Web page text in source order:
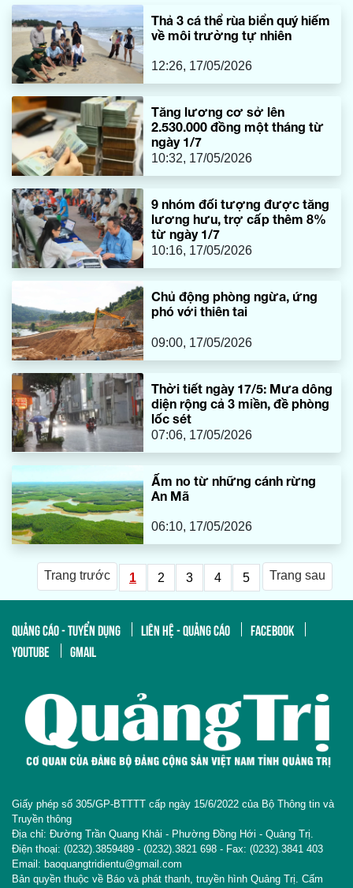
phẩm đến tổ chức chế biến và phục vụ học sinh.
Thả 3 cá thể rùa biển quý hiếm
về môi trường tự nhiên
12:26, 17/05/2026
Tăng lương cơ sở lên
2.530.000 đồng một tháng từ
ngày 1/7
10:32, 17/05/2026
9 nhóm đối tượng được tăng
lương hưu, trợ cấp thêm 8%
từ ngày 1/7
10:16, 17/05/2026
Chủ động phòng ngừa, ứng
phó với thiên tai
09:00, 17/05/2026
Thời tiết ngày 17/5: Mưa dông
diện rộng cả 3 miền, đề phòng
lốc sét
07:06, 17/05/2026
Ấm no từ những cánh rừng
An Mã
06:10, 17/05/2026
Trang trước 1 2 3 4 5 Trang sau
QUẢNG CÁO - TUYỂN DỤNG LIÊN HỆ - QUẢNG CÁO
FACEBOOK
YOUTUBE
GMAIL
Giấy phép số 305/GP-BTTTT cấp ngày 15/6/2022 của Bộ Thông tin và
Truyền thông
Địa chỉ: Đường Trần Quang Khải - Phường Đồng Hới - Quảng Trị.
Điện thoại: (0232).3859489 - (0232).3821 698 - Fax: (0232).3841 403
Email: baoquangtridientu@gmail.com
Bản quyền thuộc về Báo và phát thanh, truyền hình Quảng Trị. Cấm